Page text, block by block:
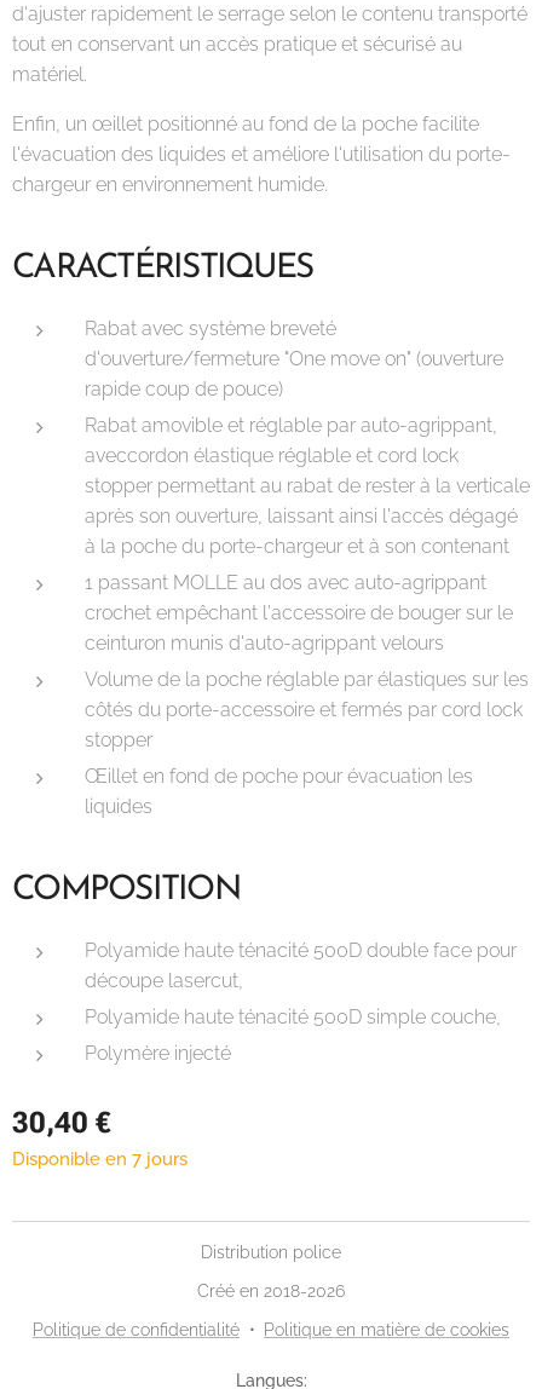
d'ajuster rapidement le serrage selon le contenu transporté
tout en conservant un accès pratique et sécurisé au
matériel.
Enfin, un œillet positionné au fond de la poche facilite
l'évacuation des liquides et améliore l'utilisation du porte-
chargeur en environnement humide.
CARACTÉRISTIQUES
Rabat avec système breveté
d'ouverture/fermeture "One move on" (ouverture
rapide coup de pouce)
Rabat amovible et réglable par auto-agrippant,
aveccordon élastique réglable et cord lock
stopper permettant au rabat de rester à la verticale
après son ouverture, laissant ainsi l'accès dégagé
à la poche du porte-chargeur et à son contenant
1 passant MOLLE au dos avec auto-agrippant
crochet empêchant l'accessoire de bouger sur le
ceinturon munis d'auto-agrippant velours
Volume de la poche réglable par élastiques sur les
côtés du porte-accessoire et fermés par cord lock
stopper
Œillet en fond de poche pour évacuation les
liquides
COMPOSITION
Polyamide haute ténacité 500D double face pour
découpe lasercut,
Polyamide haute ténacité 500D simple couche,
Polymère injecté
30,40 €
Disponible en 7 jours
Distribution police
Créé en 2018-2026
Politique de confidentialité
Politique en matière de cookies
Langues